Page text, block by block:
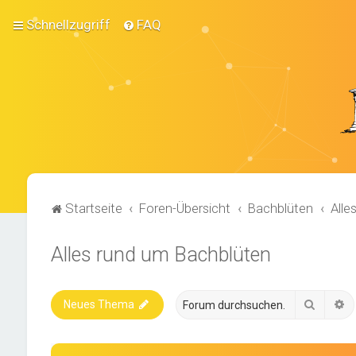
Schnellzugriff FAQ
Startseite Foren-Übersicht Bachblüten
Alles rund um Bachblüten
Neues Thema Suche